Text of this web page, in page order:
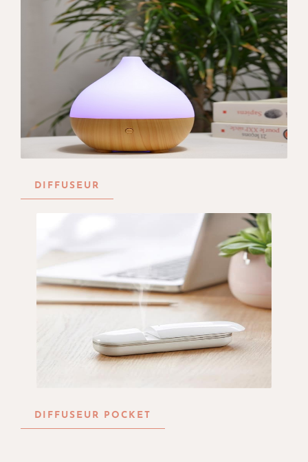
DIFFUSEUR
DIFFUSEUR POCKET